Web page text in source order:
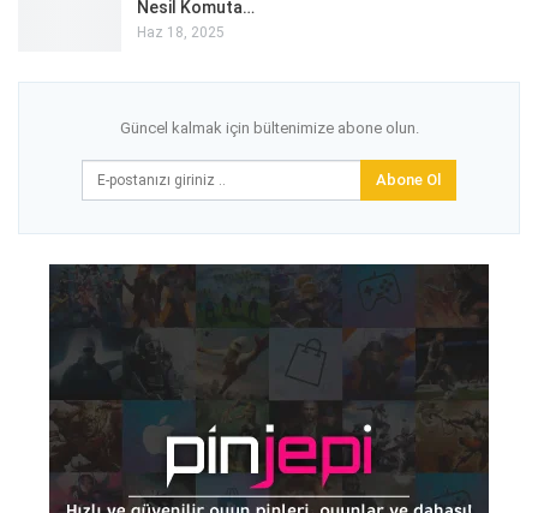
Nesil Komuta…
Haz 18, 2025
Güncel kalmak için bültenimize abone olun.
Abone Ol